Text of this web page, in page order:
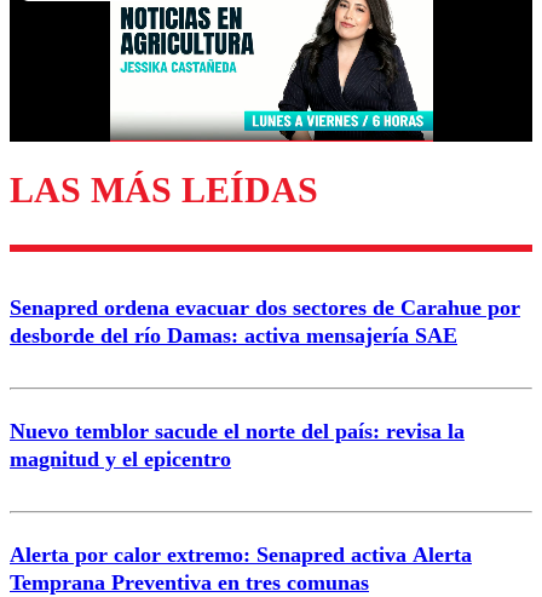
Enviar comentario
LAS MÁS LEÍDAS
Senapred ordena evacuar dos sectores de Carahue por
desborde del río Damas: activa mensajería SAE
Nuevo temblor sacude el norte del país: revisa la
magnitud y el epicentro
Alerta por calor extremo: Senapred activa Alerta
Temprana Preventiva en tres comunas